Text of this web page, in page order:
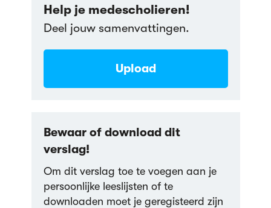
Help je medescholieren!
Deel jouw samenvattingen.
Upload
Bewaar of download dit
verslag!
Om dit verslag toe te voegen aan je
persoonlijke leeslijsten of te
downloaden moet je geregisteerd zijn